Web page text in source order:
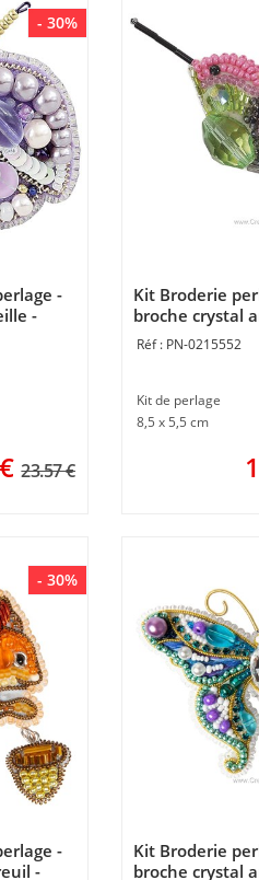
- 30%
-
-
€ 23.57 €
Kit Broderie
broche crystal
mouche -
PN-0215552
Kit de perlage
8,5 x 5,5 cm
- 30%
-
-
Kit Broderie
broche crystal